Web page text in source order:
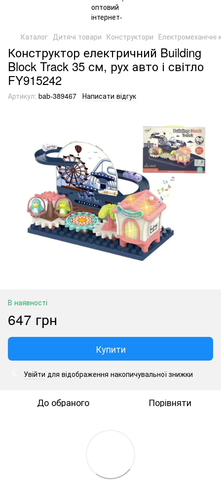
Каталог Дитячі товари Конструктори Електромеханічні
Конструктор електричний Building
Block Track 35 см, рух авто і світло
FY915242
Артикул: bab-389467 Написати відгук
В наявності
647 грн
Купити
Увійти для відображення накопичувальної знижки
До обраного Порівняти